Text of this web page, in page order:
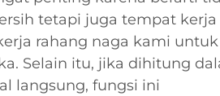
tetapi juga tempat kerja
rahang naga kami untuk
Selain itu, jika dihitung
langsung, fungsi ini